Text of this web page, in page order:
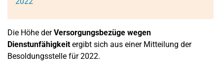
Die Höhe derVersorgungsbezüge wegen
Dienstunfähigkeitergibt sich aus einer Mitteilung der
Besoldungsstelle für 2022.